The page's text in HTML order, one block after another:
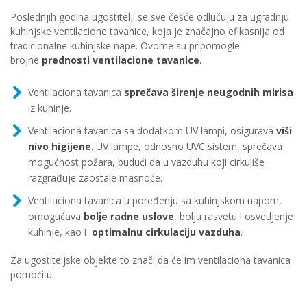
Poslednjih godina ugostitelji se sve češće odlučuju za ugradnju
kuhinjske ventilacione tavanice, koja je značajno efikasnija od
tradicionalne kuhinjske nape. Ovome su pripomogle
brojne prednosti ventilacione tavanice.
Ventilaciona tavanica sprečava širenje neugodnih mirisa
iz kuhinje.
Ventilaciona tavanica sa dodatkom UV lampi, osigurava viši
nivo higijene. UV lampe, odnosno UVC sistem, sprečava
mogućnost požara, budući da u vazduhu koji cirkuliše
razgrađuje zaostale masnoće.
Ventilaciona tavanica u poređenju sa kuhinjskom napom,
omogućava bolje radne uslove, bolju rasvetu i osvetljenje
kuhinje, kao i optimalnu cirkulaciju vazduha.
Za ugostiteljske objekte to znači da će im ventilaciona tavanica
pomoći u: